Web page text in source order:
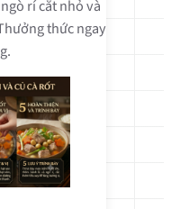
rí cắt nhỏ và
thức ngay